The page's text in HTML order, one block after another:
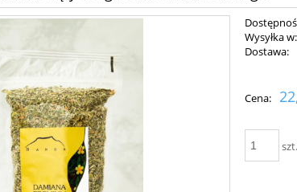
Wysyłka w:
Dostawa:
Cena:
szt.